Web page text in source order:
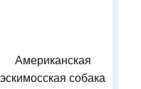
Американская
эскимосская собака